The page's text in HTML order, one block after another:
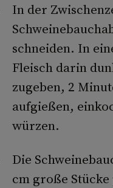
In der
schneiden. In
Fleisch darin
zugeben, 2
aufgießen,
würzen.
Die
cm große